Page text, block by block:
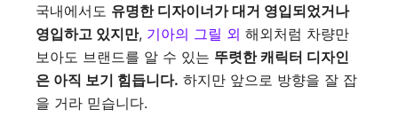
국내에서도 유명한 디자이너가 대거 영입되었거나
영입하고 있지만, 기아의 그릴 외 해외처럼 차량만
보아도 브랜드를 알 수 있는 뚜렷한 캐릭터 디자인
은 아직 보기 힘듭니다. 하지만 앞으로 방향을 잘 잡
을 거라 믿습니다.